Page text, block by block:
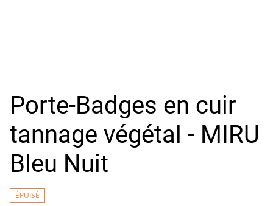
Porte-Badges en cuir
tannage végétal - MIRU
Bleu Nuit
ÉPUISÉ